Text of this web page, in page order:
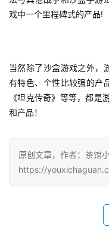
戏中一个里程碑式的产品!
当然除了沙盒游戏之外，
有特色、个性比较强的产
《坦克传奇》等等，都是
和产品！
原创文章，作者：茶馆
https://